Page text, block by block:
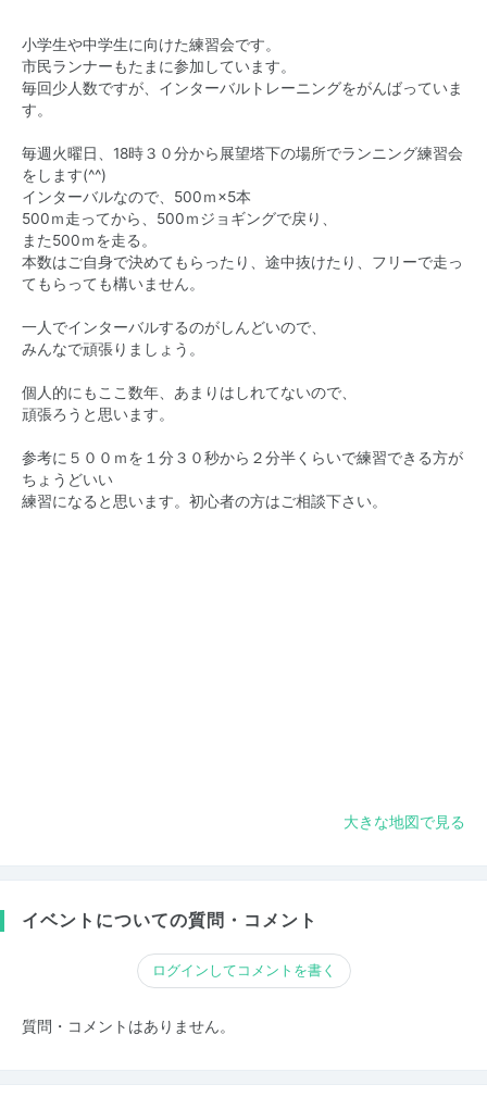
小学生や中学生に向けた練習会です。
市民ランナーもたまに参加しています。
毎回少人数ですが、インターバルトレーニングをがんばっていま
す。
毎週火曜日、18時３０分から展望塔下の場所でランニング練習会
をします(^^)
インターバルなので、500ｍ×5本
500ｍ走ってから、500ｍジョギングで戻り、
また500ｍを走る。
本数はご自身で決めてもらったり、途中抜けたり、フリーで走っ
てもらっても構いません。
一人でインターバルするのがしんどいので、
みんなで頑張りましょう。
個人的にもここ数年、あまりはしれてないので、
頑張ろうと思います。
参考に５００ｍを１分３０秒から２分半くらいで練習できる方が
ちょうどいい
練習になると思います。初心者の方はご相談下さい。
大きな地図で見る
イベントについての質問・コメント
ログインしてコメントを書く
質問・コメントはありません。